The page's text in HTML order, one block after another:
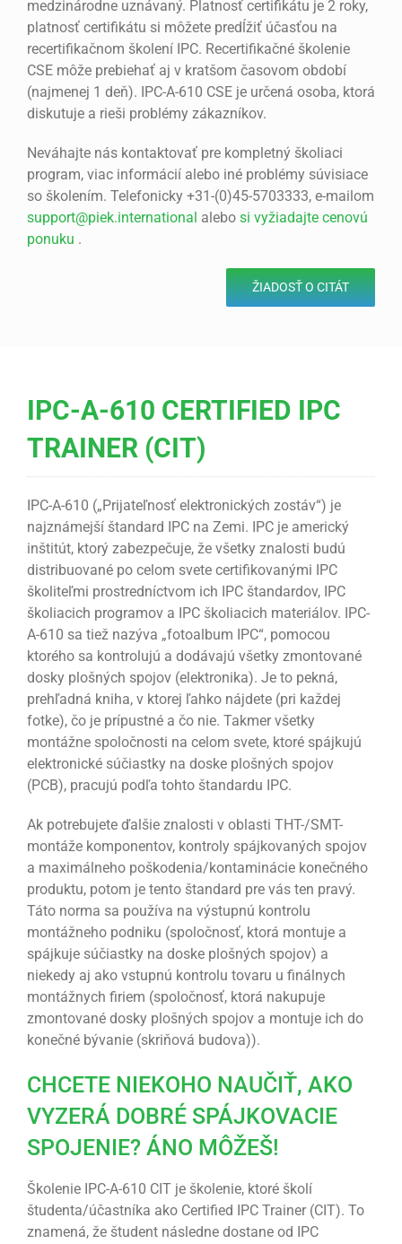
medzinárodne uznávaný. Platnosť certifikátu je 2 roky,
platnosť certifikátu si môžete predĺžiť účasťou na
recertifikačnom školení IPC. Recertifikačné školenie
CSE môže prebiehať aj v kratšom časovom období
(najmenej 1 deň). IPC-A-610 CSE je určená osoba, ktorá
diskutuje a rieši problémy zákazníkov.
Neváhajte nás kontaktovať pre kompletný školiaci
program, viac informácií alebo iné problémy súvisiace
so školením. Telefonicky +31-(0)45-5703333, e-mailom
support@piek.international alebo si vyžiadajte cenovú
ponuku .
ŽIADOSŤ O CITÁT
IPC-A-610 CERTIFIED IPC
TRAINER (CIT)
IPC-A-610 („Prijateľnosť elektronických zostáv“) je
najznámejší štandard IPC na Zemi. IPC je americký
inštitút, ktorý zabezpečuje, že všetky znalosti budú
distribuované po celom svete certifikovanými IPC
školiteľmi prostredníctvom ich IPC štandardov, IPC
školiacich programov a IPC školiacich materiálov. IPC-
A-610 sa tiež nazýva „fotoalbum IPC“, pomocou
ktorého sa kontrolujú a dodávajú všetky zmontované
dosky plošných spojov (elektronika). Je to pekná,
prehľadná kniha, v ktorej ľahko nájdete (pri každej
fotke), čo je prípustné a čo nie. Takmer všetky
montážne spoločnosti na celom svete, ktoré spájkujú
elektronické súčiastky na doske plošných spojov
(PCB), pracujú podľa tohto štandardu IPC.
Ak potrebujete ďalšie znalosti v oblasti THT-/SMT-
montáže komponentov, kontroly spájkovaných spojov
a maximálneho poškodenia/kontaminácie konečného
produktu, potom je tento štandard pre vás ten pravý.
Táto norma sa používa na výstupnú kontrolu
montážneho podniku (spoločnosť, ktorá montuje a
spájkuje súčiastky na doske plošných spojov) a
niekedy aj ako vstupnú kontrolu tovaru u finálnych
montážnych firiem (spoločnosť, ktorá nakupuje
zmontované dosky plošných spojov a montuje ich do
konečné bývanie (skriňová budova)).
CHCETE NIEKOHO NAUČIŤ, AKO
VYZERÁ DOBRÉ SPÁJKOVACIE
SPOJENIE? ÁNO MÔŽEŠ!
Školenie IPC-A-610 CIT je školenie, ktoré školí
študenta/účastníka ako Certified IPC Trainer (CIT). To
znamená, že študent následne dostane od IPC